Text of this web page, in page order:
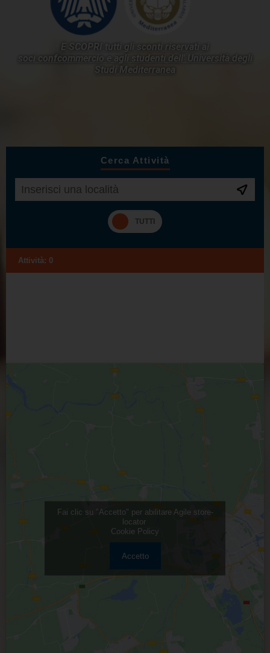
E SCOPRI tutti gli sconti riservati ai
soci confcommercio e agli studenti dell'
Università degli
Studi Mediterranea
Cerca Attività
Attività: 0
Fai clic su "Accetto" per abilitare Agile store-
locator
Cookie Policy
Accetto